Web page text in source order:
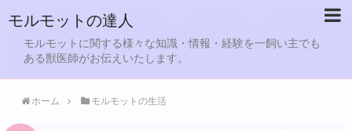
モルモットの達人
モルモットに関する様々な知識・情報・経験を一飼い主でも
ある獣医師がお伝えいたします。
ホーム モルモットの生活